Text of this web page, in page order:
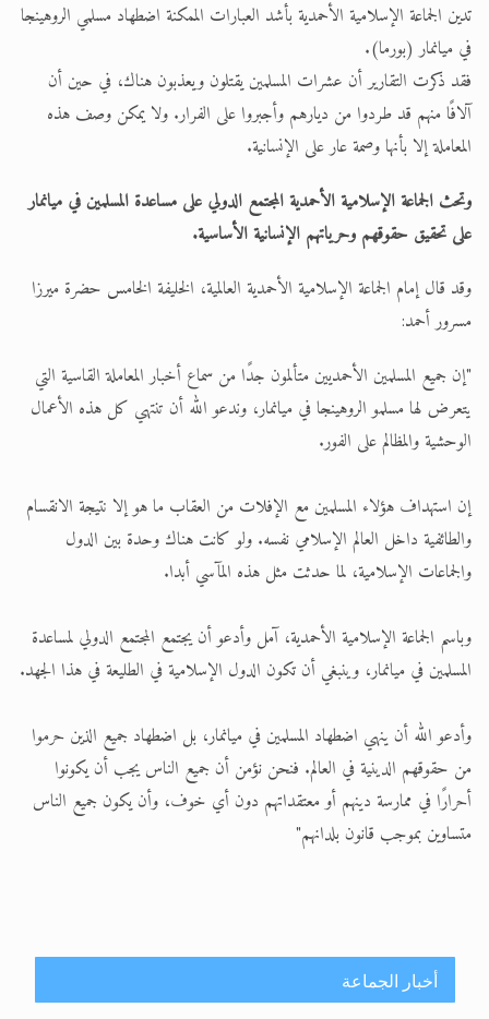
تدين الجماعة الإسلامية الأحمدية بأشد العبارات الممكنة اضطهاد مسلمي الروهينجا
في ميانمار (بورما).
فقد ذكرت التقارير أن عشرات المسلمين يقتلون ويعذبون هناك، في حين أن
آلافًا منهم قد طردوا من ديارهم وأجبروا على الفرار. ولا يمكن وصف هذه
المعاملة إلا بأنها وصمة عار على الإنسانية.
وتحث الجماعة الإسلامية الأحمدية المجتمع الدولي على مساعدة المسلمين في ميانمار
على تحقيق حقوقهم وحرياتهم الإنسانية الأساسية.
وقد قال إمام الجماعة الإسلامية الأحمدية العالمية، الخليفة الخامس حضرة ميرزا
مسرور أحمد:
"إن جميع المسلمين الأحمديين متألمون جدًا من سماع أخبار المعاملة القاسية التي
يتعرض لها مسلمو الروهينجا في ميانمار، وندعو الله أن تنتهي كل هذه الأعمال
الوحشية والمظالم على الفور.
إن استهداف هؤلاء المسلمين مع الإفلات من العقاب ما هو إلا نتيجة الانقسام
والطائفية داخل العالم الإسلامي نفسه. ولو كانت هناك وحدة بين الدول
والجماعات الإسلامية، لما حدثت مثل هذه المآسي أبدا.
وباسم الجماعة الإسلامية الأحمدية، آمل وأدعو أن يجتمع المجتمع الدولي لمساعدة
المسلمين في ميانمار، وينبغي أن تكون الدول الإسلامية في الطليعة في هذا الجهد.
وأدعو الله أن ينهي اضطهاد المسلمين في ميانمار، بل اضطهاد جميع الذين حرموا
من حقوقهم الدينية في العالم. فنحن نؤمن أن جميع الناس يجب أن يكونوا
أحرارًا في ممارسة دينهم أو معتقداتهم دون أي خوف، وأن يكون جميع الناس
متساوين بموجب قانون بلدانهم"
أخبار الجماعة